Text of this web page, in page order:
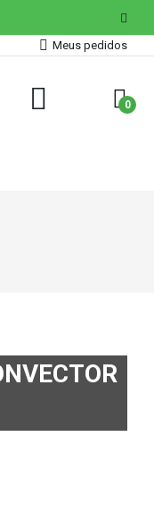
Meus pedidos
0